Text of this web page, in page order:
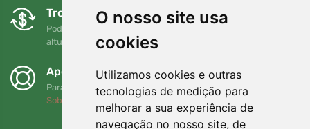
O nosso site usa
cookies
Utilizamos cookies e outras
tecnologias de medição para
melhorar a sua experiência de
navegação no nosso site, de
Trocas e devoluções gratuitas
Pode devolver ou trocar a sua encomenda em qualquer
altura no prazo de 90 dias
Apoiamos a Trees.org
Para cada encomenda plantamos uma árvore! Leia mais
Sobre nós